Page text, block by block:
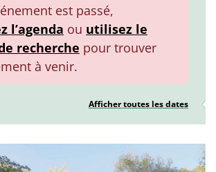
est passé,
l’agenda ou utilisez le
recherche pour trouver
à venir.
Afficher toutes les dates